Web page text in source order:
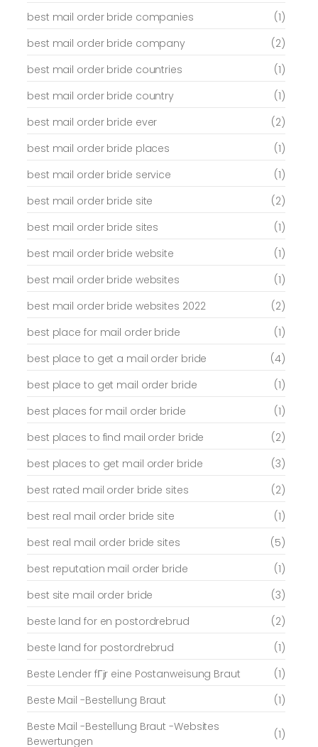
best mail order bride companies
(1)
best mail order bride company
(2)
best mail order bride countries
(1)
best mail order bride country
(1)
best mail order bride ever
(2)
best mail order bride places
(1)
best mail order bride service
(1)
best mail order bride site
(2)
best mail order bride sites
(1)
best mail order bride website
(1)
best mail order bride websites
(1)
best mail order bride websites 2022
(2)
best place for mail order bride
(1)
best place to get a mail order bride
(4)
best place to get mail order bride
(1)
best places for mail order bride
(1)
best places to find mail order bride
(2)
best places to get mail order bride
(3)
best rated mail order bride sites
(2)
best real mail order bride site
(1)
best real mail order bride sites
(5)
best reputation mail order bride
(1)
best site mail order bride
(3)
beste land for en postordrebrud
(2)
beste land for postordrebrud
(1)
Beste Lender fГјr eine Postanweisung Braut
(1)
Beste Mail -Bestellung Braut
(1)
Beste Mail -Bestellung Braut -Websites
Bewertungen
(1)